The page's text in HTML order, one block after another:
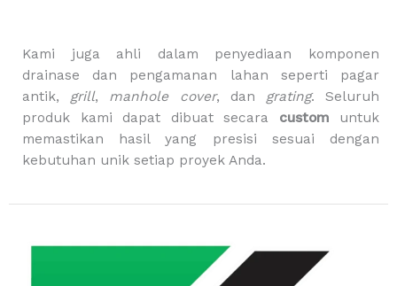
Kami juga ahli dalam penyediaan komponen
drainase dan pengamanan lahan seperti pagar
antik, grill, manhole cover, dan grating. Seluruh
produk kami dapat dibuat secara custom untuk
memastikan hasil yang presisi sesuai dengan
kebutuhan unik setiap proyek Anda.